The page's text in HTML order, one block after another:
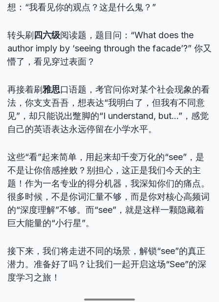
想：“我看见你的观点？这是什么鬼？”
转头刷 四六级阅读题，题目问：“What does the
author imply by ‘seeing through the facade’?” 你又
懵了，看见穿过表面？
再接着刷雅思口语题，考官问你对某个社会现象的看
法，你支支吾吾，想表达“我明白了，但我有不同意
见”，却只能说出蹩脚的“I understand, but…”，感觉
自己的英语表达永远停留在小学水平。
这些“看”起来简单，用起来却千变万化的“see”，是
不是让你倍感挫败？别担心，这正是我们今天的主
题！作为一名专业的得分机器，我深知你们的痛点。
很多时候，不是你词汇量不够，而是你对核心高频词
的“深度理解”不够。而“see”，就是这样一颗隐藏着
巨大能量的“小行星”。
接下来，我们将走进不同的场景，解锁“see”的真正
潜力。准备好了吗？让我们一起开启这场“See”的深
度学习之旅！